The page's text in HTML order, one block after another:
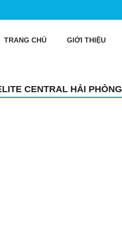
TRANG CHỦ GIỚI THIỆU
CENTRAL HẢI PHÒNG